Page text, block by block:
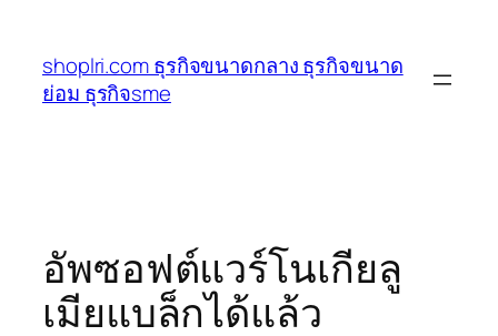
เนื้อหา
shoplri.com ธุรกิจขนาดกลาง ธุรกิจขนาด
ย่อม ธุรกิจsme
อัพซอฟต์แวร์โนเกียลู
เมียแบล็กได้แล้ว